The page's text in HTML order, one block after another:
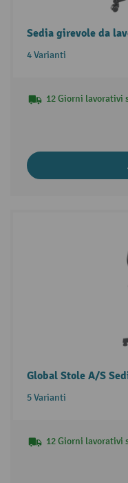
Sedia girevole da
4 Varianti
12 Giorni lavorativi
Global Stole A/S
5 Varianti
12 Giorni lavorativi